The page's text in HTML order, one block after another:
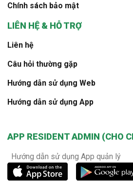
Chính sách bảo mật
LIÊN HỆ & HỖ TRỢ
Liên hệ
Câu hỏi thường gặp
Hướng dẫn sử dụng Web
Hướng dẫn sử dụng App
APP RESIDENT ADMIN (CHO
Hướng dẫn sử dụng App quản lý